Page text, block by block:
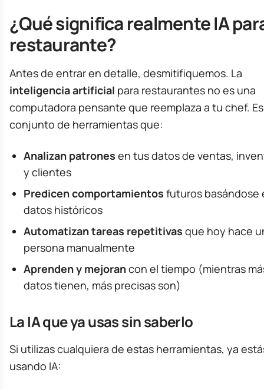
¿Qué significa realmente IA
restaurante?
Antes de entrar en detalle, desmitifiquemos. La
inteligencia artificial para restaurantes no es una
computadora pensante que reemplaza a tu chef.
conjunto de herramientas que:
Analizan patrones en tus datos de ventas,
y clientes
Predicen comportamientos futuros basándose
datos históricos
Automatizan tareas repetitivas que hoy hace
persona manualmente
Aprenden y mejorancon el tiempo (mientras
datos tienen, más precisas son)
La IA que ya usas sin saberlo
Si utilizas cualquiera de estas herramientas, ya
usando IA: